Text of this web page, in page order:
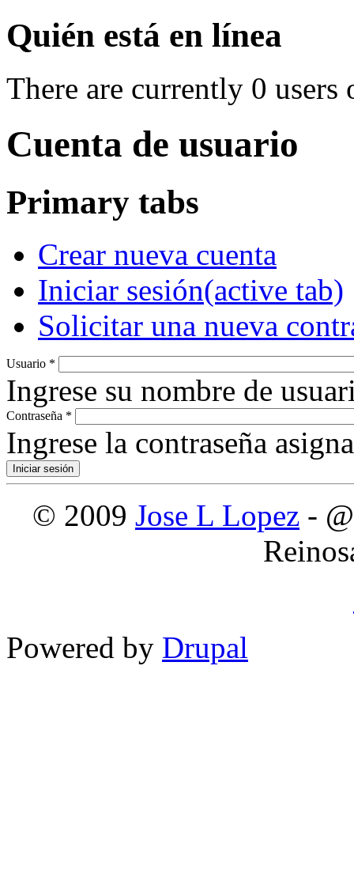
Quién está en línea
There are currently 0 users
Cuenta de usuario
Primary tabs
Crear nueva cuenta
Iniciar sesión(active tab)
Solicitar una nueva
Usuario *
Ingrese su nombre de
Contraseña *
Ingrese la contraseña
© 2009 Jose L Lopez -
Powered by Drupal